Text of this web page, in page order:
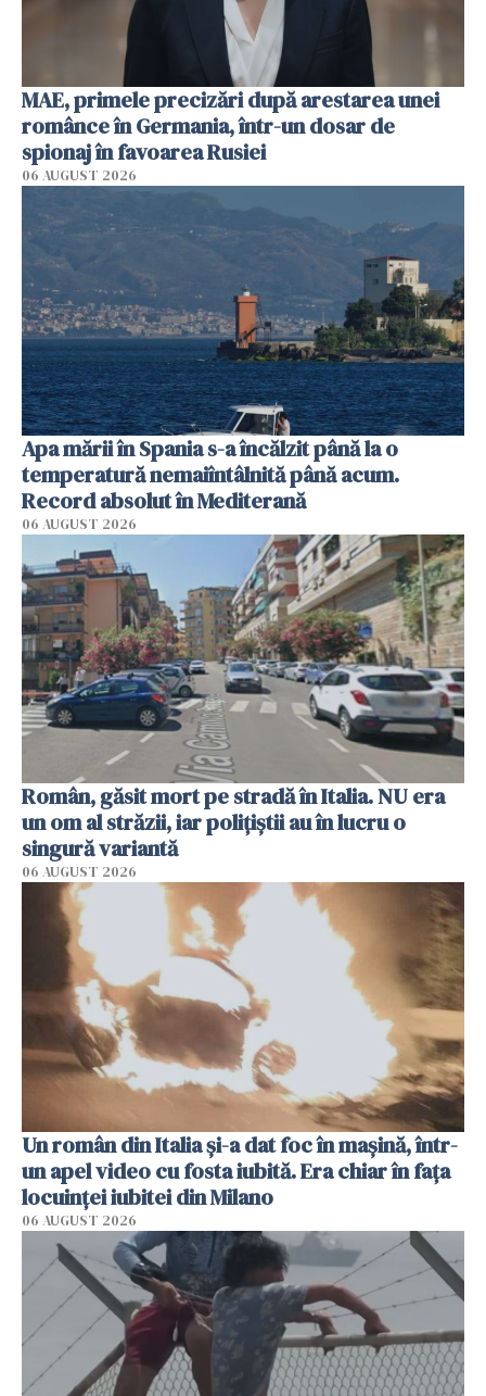
MAE, primele precizări după arestarea unei
românce în Germania, într-un dosar de
spionaj în favoarea Rusiei
06 AUGUST 2026
Apa mării în Spania s-a încălzit până la o
temperatură nemaiîntâlnită până acum.
Record absolut în Mediterană
06 AUGUST 2026
Român, găsit mort pe stradă în Italia. NU era
un om al străzii, iar polițiștii au în lucru o
singură variantă
06 AUGUST 2026
Un român din Italia și-a dat foc în mașină, într-
un apel video cu fosta iubită. Era chiar în fața
locuinței iubitei din Milano
06 AUGUST 2026